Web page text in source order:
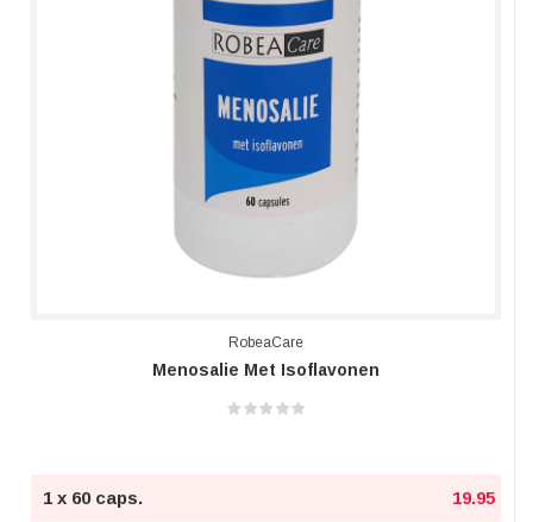
RobeaCare
Menosalie Met Isoflavonen
1 x 60 caps. 19.95